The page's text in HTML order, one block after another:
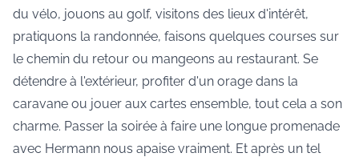
du vélo, jouons au golf, visitons des lieux d'intérêt,
pratiquons la randonnée, faisons quelques courses sur
le chemin du retour ou mangeons au restaurant. Se
détendre à l'extérieur, profiter d'un orage dans la
caravane ou jouer aux cartes ensemble, tout cela a son
charme. Passer la soirée à faire une longue promenade
avec Hermann nous apaise vraiment. Et après un tel